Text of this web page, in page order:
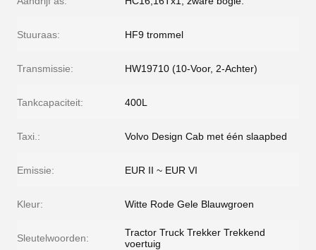
Stuuraas: HF9 trommel
Transmissie: HW19710 (10-Voor, 2-Achter)
Tankcapaciteit: 400L
Taxi.: Volvo Design Cab met één slaapbed
Emissie: EUR II ~ EUR VI
Kleur: Witte Rode Gele Blauwgroen
Sleutelwoorden:
Tractor Truck Trekker Trekkend
voertuig